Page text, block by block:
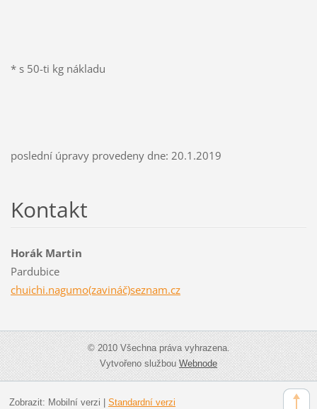
* s 50-ti kg nákladu
poslední úpravy provedeny dne: 20.1.2019
Kontakt
Horák Martin
Pardubice
chuichi.nagumo(zavináč)seznam.cz
© 2010 Všechna práva vyhrazena.
Vytvořeno službouWebnode
Zobrazit: Mobilní verzi Standardní verzi